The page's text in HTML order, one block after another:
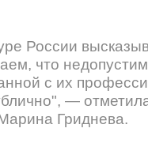
России
что
с их
—
Гриднева.